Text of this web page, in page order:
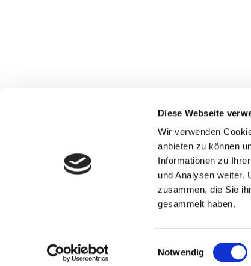
Diese Webseite
Wir verwenden
anbieten zu können
Informationen zu
und Analysen weiter.
zusammen, die Sie
gesammelt haben.
Einwilligungsauswahl
Notwendig
Wir freuen uns darauf, dass Sie uns Ihr
uns ein Bild von den aktuellen